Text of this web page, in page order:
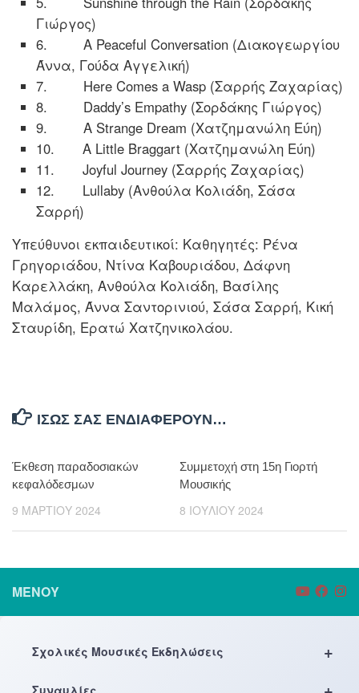
Γιώργος)
6. A Peaceful Conversation (Διακογεωργίου
Άννα, Γούδα Αγγελική)
7. Here Comes a Wasp (Σαρρής Ζαχαρίας)
8. Daddy’s Empathy (Σορδάκης Γιώργος)
9. A Strange Dream (Χατζημανώλη Εύη)
10. A Little Braggart (Χατζημανώλη Εύη)
11. Joyful Journey (Σαρρής Ζαχαρίας)
12. Lullaby (Ανθούλα Κολιάδη, Σάσα
Σαρρή)
Υπεύθυνοι εκπαιδευτικοί: Καθηγητές: Ρένα
Γρηγοριάδου, Ντίνα Καβουριάδου, Δάφνη
Καρελλάκη, Ανθούλα Κολιάδη, Βασίλης
Μαλάμος, Άννα Σαντορινιού, Σάσα Σαρρή, Κική
Σταυρίδη, Ερατώ Χατζηνικολάου.
ΊΣΩΣ ΣΑΣ ΕΝΔΙΑΦΈΡΟΥΝ…
Έκθεση παραδοσιακών
κεφαλόδεσμων
9 ΜΑΡΤΊΟΥ 2024
Συμμετοχή στη 15η Γιορτή
Μουσικής
8 ΙΟΥΛΊΟΥ 2024
ΜΕΝΟΎ
+
Σχολικές Μουσικές Εκδηλώσεις